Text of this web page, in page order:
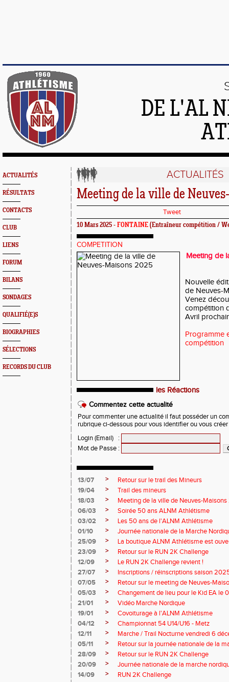
DE L'AL
ACTUALITÉS
RÉSULTATS
CONTACTS
CLUB
LIENS
FORUM
BILANS
SONDAGES
QUALIFIÉ(E)S
BIOGRAPHIES
SÉLECTIONS
RECORDS DU CLUB
ACTUALITÉS
Meeting de la ville de
Tweet
10 Mars 2025 - FONTAINE (Entraîneur compétition /
COMPETITION
Meeting de
Nouvelle
de Neuves-
Venez
compétition
Avril
Programme
compétition
les Réactions
Commentez cette actualité
Pour commenter une actualité il faut posséder un
rubrique ci-dessous pour vous identifier ou vous
Login (Email)
:
Mot de Passe :
13/07 >
Retour sur le trail des Mineurs
19/04
>
Trail des mineurs
18/03
>
Meeting de la ville de Neuves-
06/03
>
Soirée 50 ans ALNM Athlétisme
03/02
>
Les 50 ans de l'ALNM Athlétisme
01/10
>
Journée nationale de la Marche
25/09
>
La boutique ALNM Athlétisme est
23/09
>
Retour sur le RUN 2K Challenge
12/09
>
Le RUN 2K Challenge revient !
27/07
>
Inscriptions / réinscriptions saison
07/05
>
Retour sur le meeting de Neuves-
05/03
>
Changement de lieu pour le Kid EA le
21/01
>
Vidéo Marche Nordique
19/01
>
Covoiturage à l'ALNM Athlétisme
04/12
>
Championnat 54 U14/U16 - Metz
12/11
>
Marche / Trail Nocturne vendredi 6
05/11
>
Retour sur la journée nationale de la
28/09
>
Retour sur le RUN 2K Challenge
20/09
>
Journée nationale de la marche
14/09
> RUN 2K Challenge